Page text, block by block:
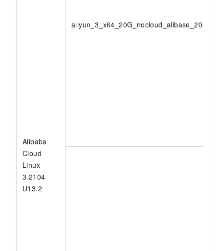
Alibaba
Cloud
Linux
3.2104
U13.2